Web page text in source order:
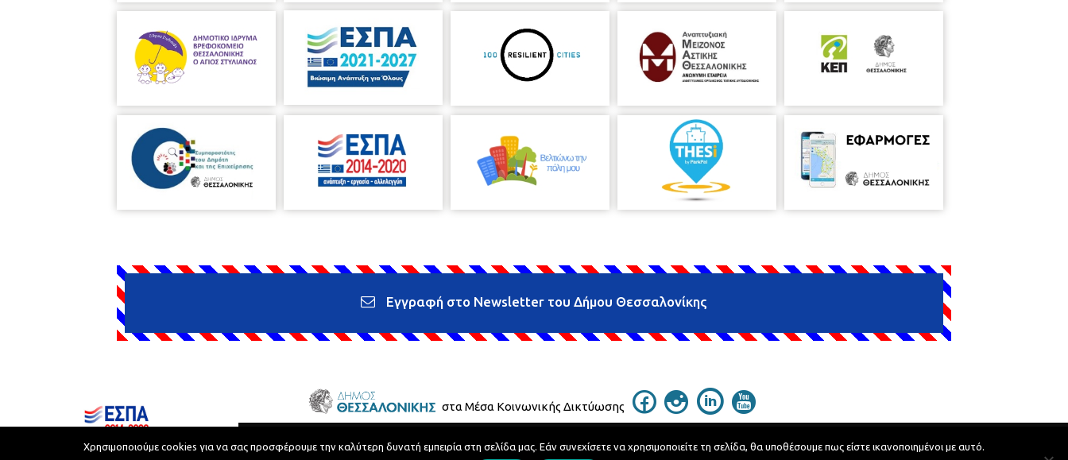
Εγγραφή στο Newsletter του Δήμου Θεσσαλονίκης
στα Μέσα Κοινωνικής Δικτύωσης
Όροι Χρήσης
Τηλεφωνικός Κατάλογος Developed byMyCompany Projects
Χρησιμοποιούμε cookies για να σας προσφέρουμε την καλύτερη δυνατή εμπειρία στη σελίδα μας. Εάν συνεχίσετε να χρησιμοποιείτε τη σελίδα, θα υποθέσουμε πως είστε ικανοποιημένοι με αυτό.